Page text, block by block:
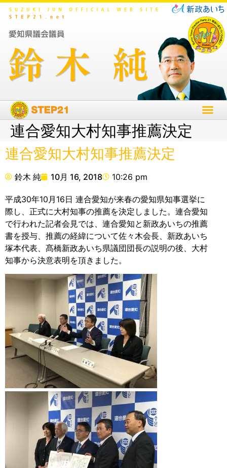
連合愛知大村知事推薦決定
連合愛知大村知事推薦決定
鈴木 純 10月 16, 2018 10:26 pm
平成30年10月16日 連合愛知が来春の愛知県知事選挙に
際し、正式に大村知事の推薦を決定しました。連合愛知
で行われた記者会見では、連合愛知と新政あいちの推薦
書を授与、推薦の経緯について佐々木会長、新政あいち
塚本代表、髙橋新政あいち県議団団長の説明の後、大村
知事から決意表明を頂きました。